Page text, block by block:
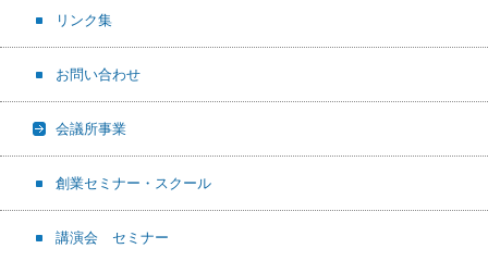
リンク集
お問い合わせ
会議所事業
創業セミナー・スクール
講演会 セミナー